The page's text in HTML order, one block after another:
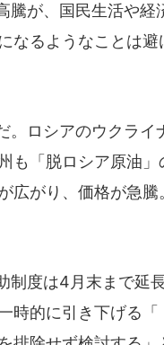
が、国民生活や経
なるようなことは避
ロシアのウクライ
も「脱ロシア原油」
広がり、価格が急騰
度は4月末まで延長
時的に引き下げる「